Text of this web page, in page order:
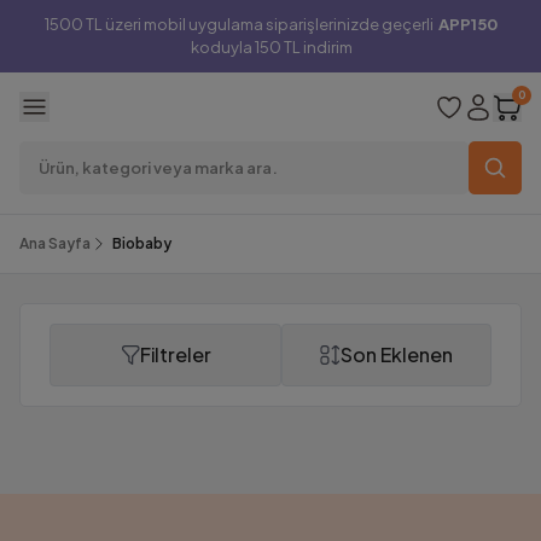
1500 TL üzeri mobil uygulama siparişlerinizde geçerli APP150
koduyla 150 TL indirim
0
Ana Sayfa Biobaby
Filtreler Son Eklenen